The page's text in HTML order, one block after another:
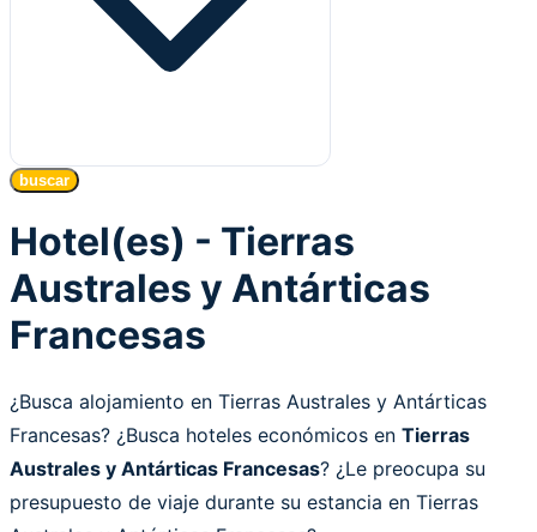
buscar
Hotel(es) - Tierras
Australes y Antárticas
Francesas
¿Busca alojamiento en Tierras Australes y Antárticas
Francesas? ¿Busca hoteles económicos en Tierras
Australes y Antárticas Francesas? ¿Le preocupa su
presupuesto de viaje durante su estancia en Tierras